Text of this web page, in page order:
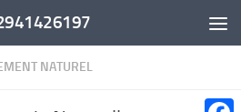
NATUREL